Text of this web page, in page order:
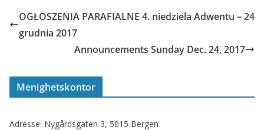
OGŁOSZENIA PARAFIALNE 4. niedziela Adwentu – 24
grudnia 2017
Announcements Sunday Dec. 24, 2017
Menighetskontor
Adresse: Nygårdsgaten 3, 5015 Bergen